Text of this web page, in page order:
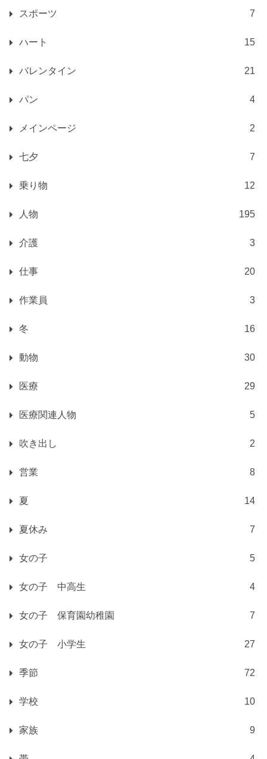
スポーツ 7
ハート 15
バレンタイン 21
パン 4
メインページ 2
七夕 7
乗り物 12
人物 195
介護 3
仕事 20
作業員 3
冬 16
動物 30
医療 29
医療関連人物 5
吹き出し 2
営業 8
夏 14
夏休み 7
女の子 5
女の子 中高生 4
女の子 保育園幼稚園 7
女の子 小学生 27
季節 72
学校 10
家族 9